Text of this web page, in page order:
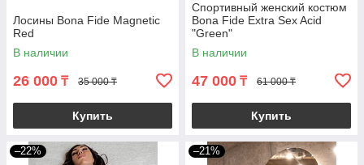
Лосины Bona Fide Magnetic
Red
В наличии
26 000 ₸ 35 000 ₸
Купить
Спортивный женский костюм
Bona Fide Extra Sex Acid
"Green"
В наличии
47 000 ₸ 61 000 ₸
Купить
–22% –21%